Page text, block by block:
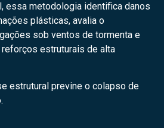
essa metodologia identifica danos
plásticas, avalia o
sob ventos de tormenta e
estruturais de alta
estrutural previne o colapso de